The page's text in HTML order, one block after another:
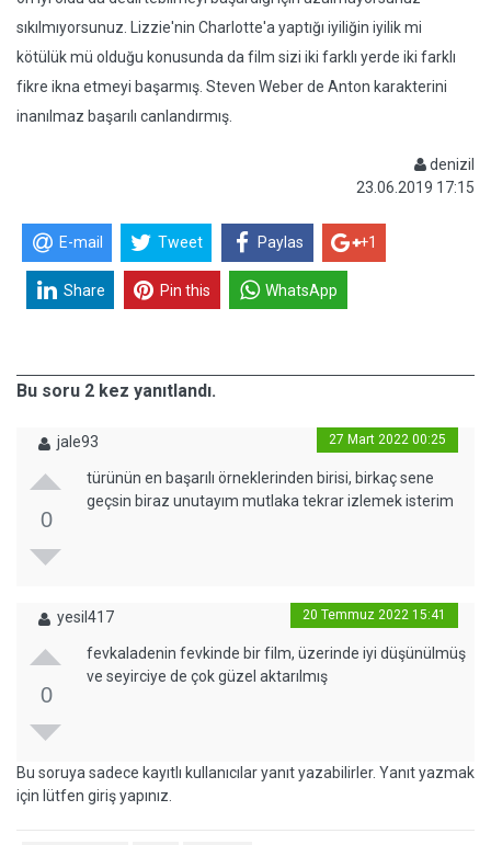
sıkılmıyorsunuz. Lizzie'nin Charlotte'a yaptığı iyiliğin iyilik mi
kötülük mü olduğu konusunda da film sizi iki farklı yerde iki farklı
fikre ikna etmeyi başarmış. Steven Weber de Anton karakterini
inanılmaz başarılı canlandırmış.
denizil
23.06.2019 17:15
E-mail Tweet Paylas +1
Share Pin this WhatsApp
Bu soru 2 kez yanıtlandı.
jale93 27 Mart 2022 00:25
0
türünün en başarılı örneklerinden birisi, birkaç sene
geçsin biraz unutayım mutlaka tekrar izlemek isterim
yesil417 20 Temmuz 2022 15:41
0
fevkaladenin fevkinde bir film, üzerinde iyi düşünülmüş
ve seyirciye de çok güzel aktarılmış
Bu soruya sadece kayıtlı kullanıcılar yanıt yazabilirler. Yanıt yazmak
için lütfen giriş yapınız.